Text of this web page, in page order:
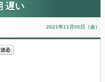
遅い
2021年11月05日（金）